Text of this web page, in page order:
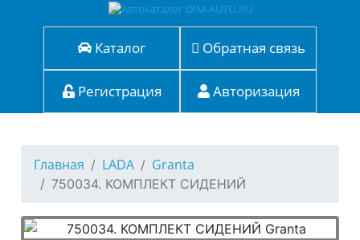
Каталог Обратная связь
Регистрация Авторизация
Главная LADA Granta
750034. КОМПЛЕКТ СИДЕНИЙ